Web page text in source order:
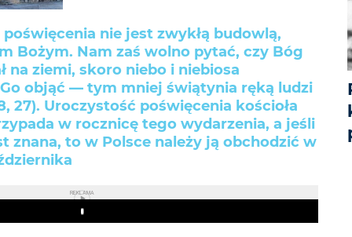
nie jest zwykłą budowlą,
Bożym. Nam zaś wolno pytać, czy Bóg
na ziemi, skoro niebo i niebiosa
objąć — tym mniej świątynia ręką ludzi
27). Uroczystość poświęcenia kościoła
w rocznicę tego wydarzenia, a jeśli
znana, to w Polsce należy ją obchodzić w
REKLAMA
Play